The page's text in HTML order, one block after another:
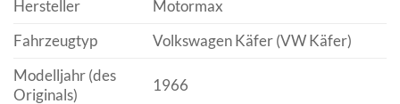
Hersteller
Motormax
Fahrzeugtyp
Volkswagen Käfer (VW Käfer)
Modelljahr (des
Originals)
1966